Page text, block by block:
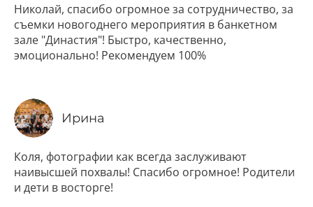
Николай, спасибо огромное за сотрудничество, за
съемки новогоднего мероприятия в банкетном
зале "Династия"! Быстро, качественно,
эмоционально! Рекомендуем 100%
Ирина
Коля, фотографии как всегда заслуживают
наивысшей похвалы! Спасибо огромное! Родители
и дети в восторге!